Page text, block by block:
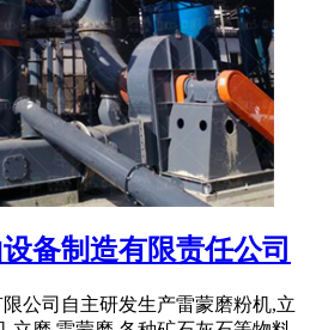
备制造有限责任公司
公司自主研发生产雷蒙磨粉机,立